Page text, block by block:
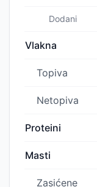
Dodani
Vlakna
Topiva
Netopiva
Proteini
Masti
Zasićene